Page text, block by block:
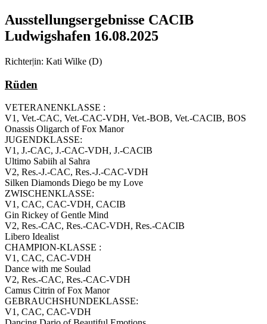
Ausstellungsergebnisse CACIB
Ludwigshafen 16.08.2025
Richter|in: Kati Wilke (D)
Rüden
VETERANENKLASSE :
V1, Vet.-CAC, Vet.-CAC-VDH, Vet.-BOB, Vet.-CACIB, BOS
Onassis Oligarch of Fox Manor
JUGENDKLASSE:
V1, J.-CAC, J.-CAC-VDH, J.-CACIB
Ultimo Sabiih al Sahra
V2, Res.-J.-CAC, Res.-J.-CAC-VDH
Silken Diamonds Diego be my Love
ZWISCHENKLASSE:
V1, CAC, CAC-VDH, CACIB
Gin Rickey of Gentle Mind
V2, Res.-CAC, Res.-CAC-VDH, Res.-CACIB
Libero Idealist
CHAMPION-KLASSE :
V1, CAC, CAC-VDH
Dance with me Soulad
V2, Res.-CAC, Res.-CAC-VDH
Camus Citrin of Fox Manor
GEBRAUCHSHUNDEKLASSE:
V1, CAC, CAC-VDH